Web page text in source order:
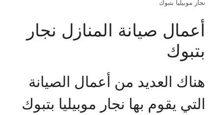
نجار موبيليا بتبوك
أعمال صيانة المنازل نجار
بتبوك
هناك العديد من أعمال الصيانة
التي يقوم بها نجار موبيليا بتبوك